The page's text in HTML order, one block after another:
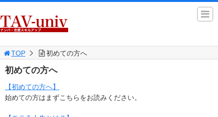
TOP 初めての方へ
初めての方へ
【初めての方へ】
始めての方はまずこちらをお読みください。